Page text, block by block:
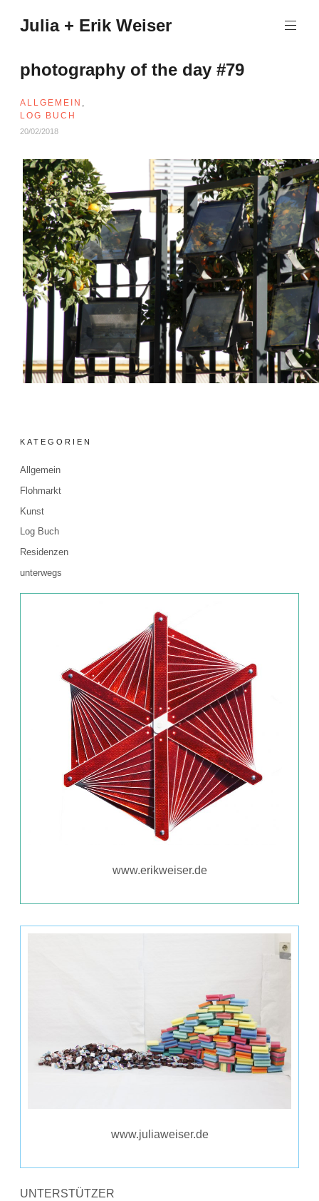
Inhalt
Julia + Erik Weiser
photography of the day #79
ALLGEMEIN ,
LOG BUCH
20/02/2018
KATEGORIEN
Allgemein
Flohmarkt
Kunst
Log Buch
Residenzen
unterwegs
www.erikweiser.de
www.juliaweiser.de
UNTERSTÜTZER